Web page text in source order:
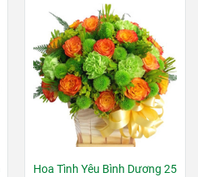
Hoa Tình Yêu Bình Dương 25